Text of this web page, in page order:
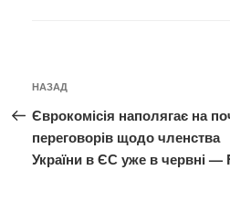
Навігація
записів
Попередній
запис:
НАЗАД
Єврокомісія наполягає на
переговорів щодо членства
України в ЄС уже в червні —